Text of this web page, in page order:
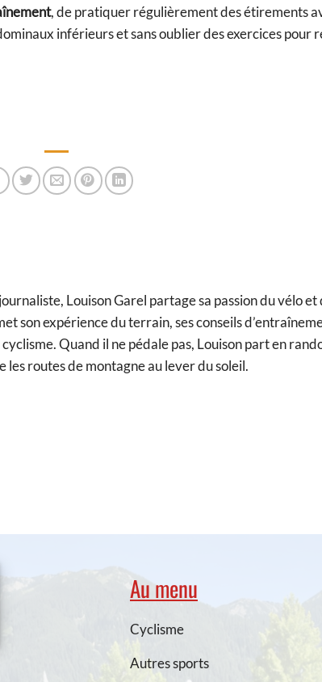
, de pratiquer régulièrement des étirements
inférieurs et sans oublier des exercices pour
Louison Garel partage sa passion du vélo et
son expérience du terrain, ses conseils
Quand il ne pédale pas, Louison part en
routes de montagne au lever du soleil.
Au menu
Cyclisme
Autres sports